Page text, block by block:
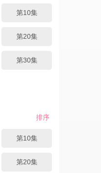
第10集
第20集
第30集
排序
第10集
第20集